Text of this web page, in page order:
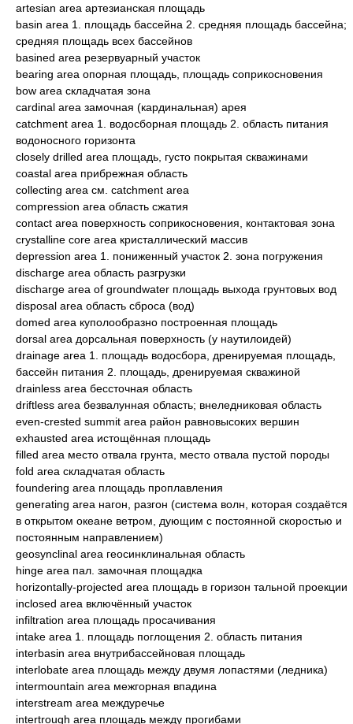
artesian area артезианская площадь
basin area 1. площадь бассейна 2. средняя площадь бассейна;
средняя площадь всех бассейнов
basined area резервуарный участок
bearing area опорная площадь, площадь соприкосновения
bow area складчатая зона
cardinal area замочная (кардинальная) арея
catchment area 1. водосборная площадь 2. область питания
водоносного горизонта
closely drilled area площадь, густо покрытая скважинами
coastal area прибрежная область
collecting area см. catchment area
compression area область сжатия
contact area поверхность соприкосновения, контактовая зона
crystalline core area кристаллический массив
depression area 1. пониженный участок 2. зона погружения
discharge area область разгрузки
discharge area of groundwater площадь выхода грунтовых вод
disposal area область сброса (вод)
domed area куполообразно построенная площадь
dorsal area дорсальная поверхность (у наутилоидей)
drainage area 1. площадь водосбора, дренируемая площадь,
бассейн питания 2. площадь, дренируемая скважиной
drainless area бессточная область
driftless area безвалунная область; внеледниковая область
even-crested summit area район равновысоких вершин
exhausted area истощённая площадь
filled area место отвала грунта, место отвала пустой породы
fold area складчатая область
foundering area площадь проплавления
generating area нагон, разгон (система волн, которая создаётся
в открытом океане ветром, дующим с постоянной скоростью и
постоянным направлением)
geosynclinal area геосинклинальная область
hinge area пал. замочная площадка
horizontally-projected area площадь в горизон тальной проекции
inclosed area включённый участок
infiltration area площадь просачивания
intake area 1. площадь поглощения 2. область питания
interbasin area внутрибассейновая площадь
interlobate area площадь между двумя лопастями (ледника)
intermountain area межгорная впадина
interstream area междуречье
intertrough area площадь между прогибами